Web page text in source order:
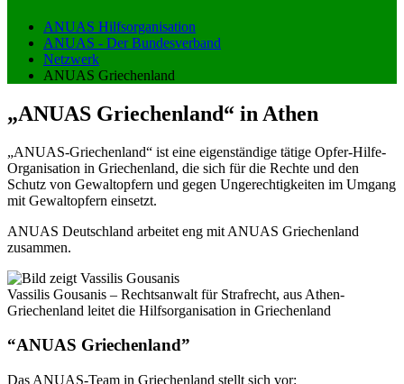
ANUAS Hilfsorganisation
ANUAS - Der Bundesverband
Netzwerk
ANUAS Griechenland
„ANUAS Griechenland“ in Athen
„ANUAS-Griechenland“ ist eine eigenständige tätige Opfer-Hilfe-
Organisation in Griechenland, die sich für die Rechte und den
Schutz von Gewaltopfern und gegen Ungerechtigkeiten im Umgang
mit Gewaltopfern einsetzt.
ANUAS Deutschland arbeitet eng mit ANUAS Griechenland
zusammen.
Vassilis Gousanis – Rechtsanwalt für Strafrecht, aus Athen-
Griechenland leitet die Hilfsorganisation in Griechenland
“ANUAS Griechenland”
Das ANUAS-Team in Griechenland stellt sich vor: